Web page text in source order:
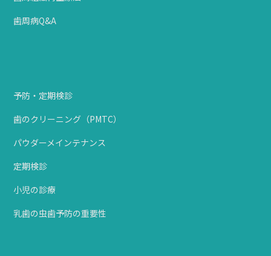
歯周病Q&A
予防・定期検診
歯のクリーニング（PMTC）
パウダーメインテナンス
定期検診
小児の診療
乳歯の虫歯予防の重要性